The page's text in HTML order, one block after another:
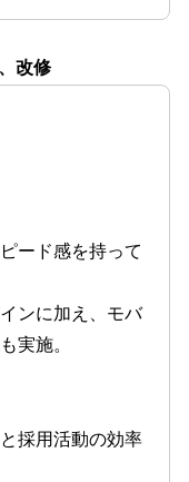
改修
ード感を持って
ンに加え、モバ
実施。
採用活動の効率